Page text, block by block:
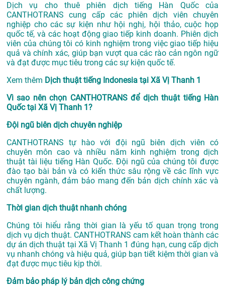
Dịch vụ cho thuê phiên dịch tiếng Hàn Quốc của
CANTHOTRANS cung cấp các phiên dịch viên chuyên
nghiệp cho các sự kiện như hội nghị, hội thảo, cuộc họp
quốc tế, và các hoạt động giao tiếp kinh doanh. Phiên dịch
viên của chúng tôi có kinh nghiệm trong việc giao tiếp hiệu
quả và chính xác, giúp bạn vượt qua các rào cản ngôn ngữ
và đạt được mục tiêu trong các sự kiện quốc tế.
Xem thêm Dịch thuật tiếng Indonesia tại Xã Vị Thanh 1
Vì sao nên chọn CANTHOTRANS để dịch thuật tiếng Hàn
Quốc tại Xã Vị Thanh 1?
Đội ngũ biên dịch chuyên nghiệp
CANTHOTRANS tự hào với đội ngũ biên dịch viên có
chuyên môn cao và nhiều năm kinh nghiệm trong dịch
thuật tài liệu tiếng Hàn Quốc. Đội ngũ của chúng tôi được
đào tạo bài bản và có kiến thức sâu rộng về các lĩnh vực
chuyên ngành, đảm bảo mang đến bản dịch chính xác và
chất lượng.
Thời gian dịch thuật nhanh chóng
Chúng tôi hiểu rằng thời gian là yếu tố quan trọng trong
dịch vụ dịch thuật. CANTHOTRANS cam kết hoàn thành các
dự ándịch thuật tại Xã Vị Thanh 1 đúng hạn, cung cấp dịch
vụ nhanh chóng và hiệu quả, giúp bạn tiết kiệm thời gian và
đạt được mục tiêu kịp thời.
Đảm bảo pháp lý bản dịch công chứng